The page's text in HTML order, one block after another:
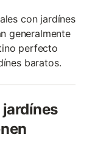
con jardínes
generalmente
perfecto
baratos.